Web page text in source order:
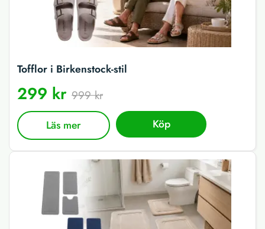
Tofflor i Birkenstock-stil
299 kr 999 kr
Läs mer Köp